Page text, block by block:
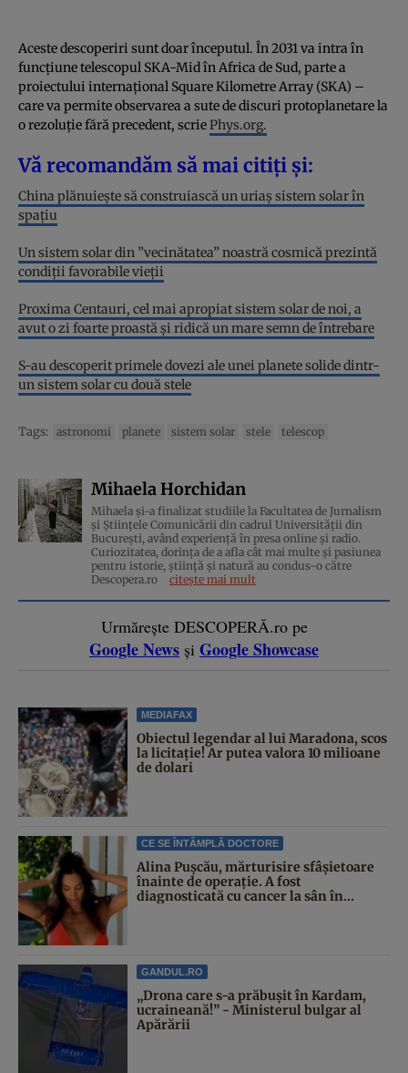
Aceste descoperiri sunt doar începutul. În 2031 va intra în
funcțiune telescopul SKA-Mid în Africa de Sud, parte a
proiectului internațional Square Kilometre Array (SKA) –
care va permite observarea a sute de discuri protoplanetare la
o rezoluție fără precedent, scriePhys.org.
Vă recomandăm să mai citiți și:
China plănuiește să construiască un uriaș sistem solar în
spațiu
Un sistem solar din ”vecinătatea” noastră cosmică prezintă
condiții favorabile vieții
Proxima Centauri, cel mai apropiat sistem solar de noi, a
avut o zi foarte proastă şi ridică un mare semn de întrebare
S-au descoperit primele dovezi ale unei planete solide dintr-
un sistem solar cu două stele
Tags: astronomi planete sistem solar stele telescop
Mihaela Horchidan
Mihaela și-a finalizat studiile la Facultatea de Jurnalism
și Științele Comunicării din cadrul Universității din
București, având experiență în presa online și radio.
Curiozitatea, dorința de a afla cât mai multe și pasiunea
pentru istorie, ştiinţă şi natură au condus-o către
Descopera.ro
citește mai mult
Urmărește DESCOPERĂ.ro pe
Google News și Google Showcase
MEDIAFAX
Obiectul legendar al lui Maradona, scos
la licitație! Ar putea valora 10 milioane
de dolari
CE SE ÎNTÂMPLĂ DOCTORE
Alina Pușcău, mărturisire sfâșietoare
înainte de operație. A fost
diagnosticată cu cancer la sân în...
GANDUL.RO
„Drona care s-a prăbușit în Kardam,
ucraineană!” - Ministerul bulgar al
Apărării